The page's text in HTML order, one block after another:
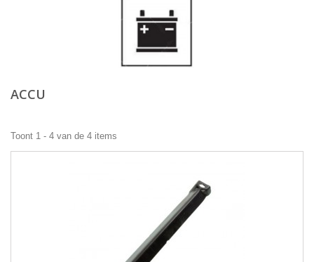
ACCU
Toont 1 - 4 van de 4 items